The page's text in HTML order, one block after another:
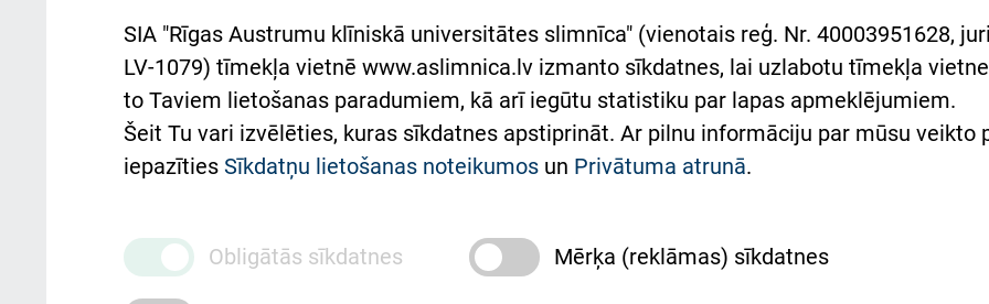
Pacienta
atsauksmju/sūdzību
iesniegšanas kārtība
Kā pie mums nokļūt
ceļvedis
Austrumu slimnīcas
atbalsts Ukrainai
Підтримка Східної лікарні
та співпраця з Україною
SIA "Rīgas Austrumu klīniskā universitātes slimnīca" (vienotais reģ. Nr. 40003951628,
LV-1079) tīmekļa vietnē www.aslimnica.lv izmanto sīkdatnes, lai uzlabotu tīmekļa
to Taviem lietošanas paradumiem, kā arī iegūtu statistiku par lapas apmeklējumiem.
Šeit Tu vari izvēlēties, kuras sīkdatnes apstiprināt. Ar pilnu informāciju par mūsu veikto
iepazīties Sīkdatņu lietošanas noteikumos un Privātuma atrunā.
Obligātās sīkdatnes Mērķa (reklāmas) sīkdatnes